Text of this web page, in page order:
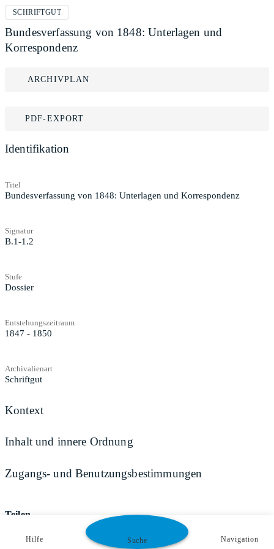
SCHRIFTGUT
Bundesverfassung von 1848: Unterlagen und
Korrespondenz
ARCHIVPLAN
PDF-EXPORT
Identifikation
Titel
Bundesverfassung von 1848: Unterlagen und Korrespondenz
Signatur
B.1-1.2
Stufe
Dossier
Entstehungszeitraum
1847 - 1850
Archivalienart
Schriftgut
Kontext
Inhalt und innere Ordnung
Zugangs- und Benutzungsbestimmungen
Teilen
Hilfe Suche Navigation